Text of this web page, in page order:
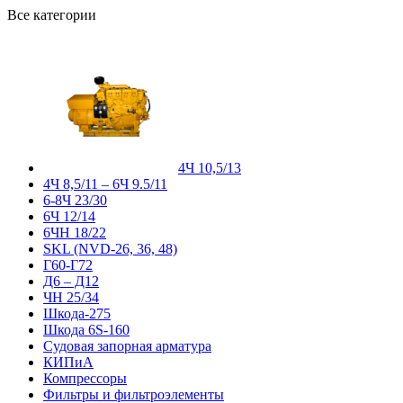
Все категории
4Ч 10,5/13
4Ч 8,5/11 – 6Ч 9.5/11
6-8Ч 23/30
6Ч 12/14
6ЧН 18/22
SKL (NVD-26, 36, 48)
Г60-Г72
Д6 – Д12
ЧН 25/34
Шкода-275
Шкода 6S-160
Судовая запорная арматура
КИПиА
Компрессоры
Фильтры и фильтроэлементы